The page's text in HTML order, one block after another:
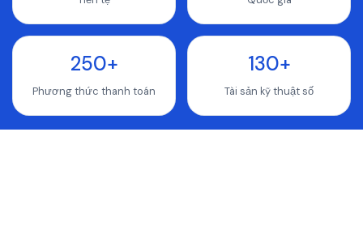
250+
Phương thức thanh toán
130+
Tài sản kỹ thuật số